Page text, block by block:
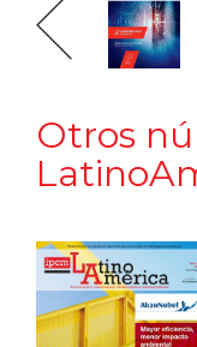
Otros